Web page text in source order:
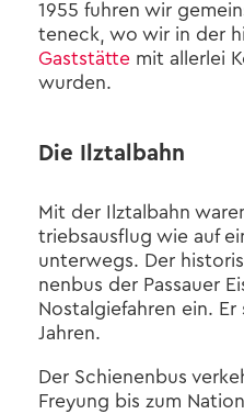
1955 fuh­ren wir
ten­eck, wo wir in der
Gaststätte mit al­ler­lei
wur­den.
Die Ilz­tal­bahn
Mit der Ilz­tal­bahn
triebs­aus­flug wie auf
un­ter­wegs. Der
nen­bus der Pas­sau­er
Nost­al­gie­fah­ren ein.
Jah­ren.
Der Schie­nen­bus
Frey­ung bis zum